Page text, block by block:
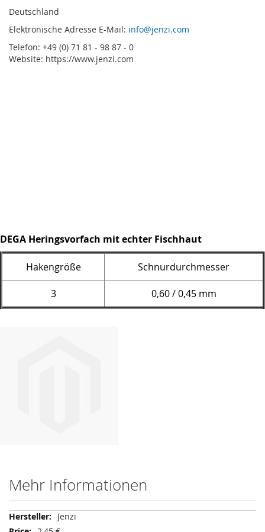
Deutschland
Elektronische Adresse E-Mail: info@jenzi.com
Telefon: +49 (0) 71 81 - 98 87 - 0
Website: https://www.jenzi.com
DEGA Heringsvorfach mit echter Fischhaut
Hakengröße Schnurdurchmesser
3 0,60 / 0,45 mm
Mehr Informationen
Mehr
Informationen
Jenzi